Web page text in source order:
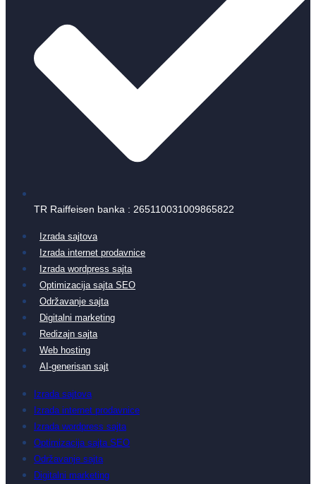
TR Raiffeisen banka : 265110031009865822
Izrada sajtova
Izrada internet prodavnice
Izrada wordpress sajta
Optimizacija sajta SEO
Održavanje sajta
Digitalni marketing
Redizajn sajta
Web hosting
AI-generisan sajt
Izrada sajtova
Izrada internet prodavnice
Izrada wordpress sajta
Optimizacija sajta SEO
Održavanje sajta
Digitalni marketing